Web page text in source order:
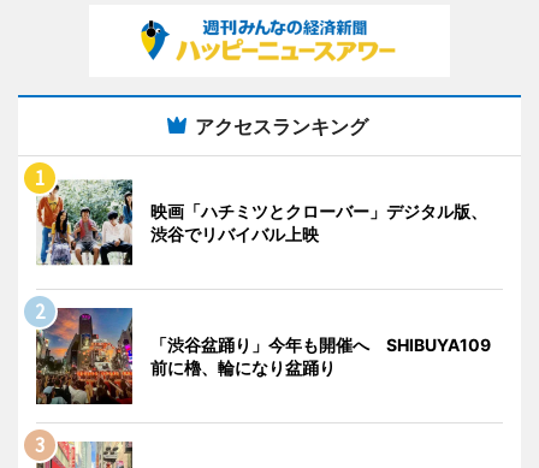
アクセスランキング
映画「ハチミツとクローバー」デジタル版、
渋谷でリバイバル上映
「渋谷盆踊り」今年も開催へ SHIBUYA109
前に櫓、輪になり盆踊り